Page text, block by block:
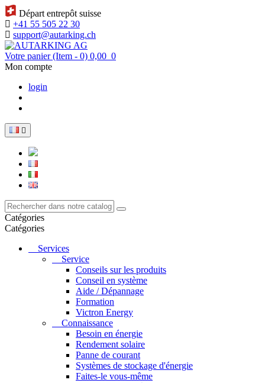
Départ entrepôt suisse
+41 55 505 22 30
support@autarking.ch
Votre panier (Item - 0) 0,00 0
Mon compte
login

Catégories
Catégories
Services
Service
Conseils sur les produits
Conseil en système
Aide / Dépannage
Formation
Victron Energy
Connaissance
Besoin en énergie
Rendement solaire
Panne de courant
Systèmes de stockage d'énergie
Faites-le vous-même